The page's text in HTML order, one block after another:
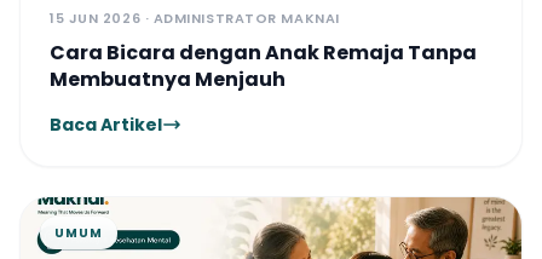
15 JUN 2026 · ADMINISTRATOR MAKNAI
Cara Bicara dengan Anak Remaja Tanpa
Membuatnya Menjauh
Baca Artikel
UMUM